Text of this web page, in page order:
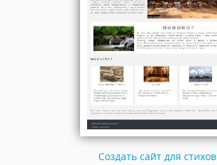
Создать сайт для стихов